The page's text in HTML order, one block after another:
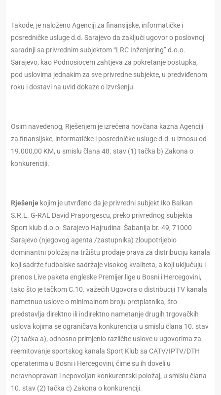
Takođe, je naloženo Agenciji za finansijske, informatičke i
posredničke usluge d.d. Sarajevo da zaključi ugovor o poslovnoj
saradnji sa privrednim subjektom “LRC Inženjering” d.o.o.
Sarajevo, kao Podnosiocem zahtjeva za pokretanje postupka,
pod uslovima jednakim za sve privredne subjekte, u predviđenom
roku i dostavi na uvid dokaze o izvršenju.
Osim navedenog, Rješenjem je izrečena novčana kazna Agenciji
za finansijske, informatičke i posredničke usluge d.d. u iznosu od
19.000,00 KM, u smislu člana 48. stav (1) tačka b) Zakona o
konkurenciji.
Rješenje kojim je utvrđeno da je privredni subjekt Iko Balkan
S.R.L. G-RAL David Praporgescu, preko privrednog subjekta
Sport klub d.o.o. Sarajevo Hajrudina Šabanija br. 49, 71000
Sarajevo (njegovog agenta /zastupnika) zloupotrijebio
dominantni položaj na tržištu prodaje prava za distribuciju kanala
koji sadrže fudbalske sadržaje visokog kvaliteta, a koji uključuju i
prenos Live paketa engleske Premijer lige u Bosni i Hercegovini,
tako što je tačkom C.10. važećih Ugovora o distribuciji TV kanala
nametnuo uslove o minimalnom broju pretplatnika, što
predstavlja direktno ili indirektno nametanje drugih trgovačkih
uslova kojima se ograničava konkurencija u smislu člana 10. stav
(2) tačka a), odnosno primjenio različite uslove u ugovorima za
reemitovanje sportskog kanala Sport Klub sa CATV/IPTV/DTH
operaterima u Bosni i Hercegovini, čime su ih doveli u
neravnopravan i nepovoljan konkurentski položaj, u smislu člana
10. stav (2) tačka c) Zakona o konkurenciji.